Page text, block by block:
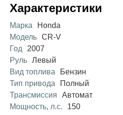
Характеристики
Марка
Honda
Модель CR-V
Год
2007
Руль Левый
Вид топлива
Бензин
Тип привода
Полный
Трансмиссия
Автомат
Мощность, л.с.
150